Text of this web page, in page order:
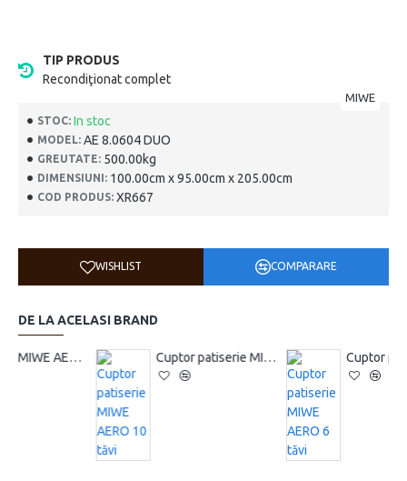
TIP PRODUS
Recondiţionat complet
STOC: In stoc
MODEL: AE 8.0604 DUO
GREUTATE: 500.00kg
DIMENSIUNI: 100.00cm x 95.00cm x 205.00cm
COD PRODUS: XR667
MIWE
WISHLIST COMPARARE
DE LA ACELASI BRAND
Cuptor patiserie MIWE AERO 10 tăvi Cuptor patiserie MIWE AERO 6 tăvi